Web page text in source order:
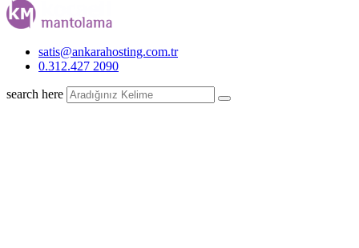
satis@ankarahosting.com.tr
0.312.427 2090
search here